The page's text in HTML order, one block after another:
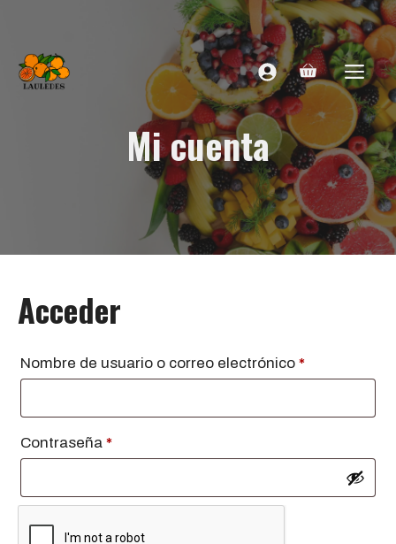
contenido
Mi cuenta
Acceder
Nombre de usuario o correo electrónico *Obligatorio
Contraseña *Obligatorio